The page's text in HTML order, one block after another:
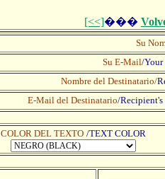
[<<]���
Su
Su E-Mail/Your
Nombre del Destinatario/
E-Mail del Destinatario/
COLOR DEL TEXTO /TEXT COLOR